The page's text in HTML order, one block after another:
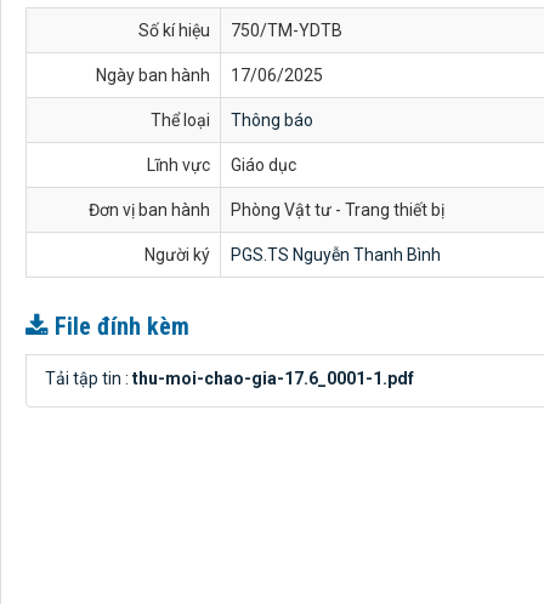
Số kí hiệu 750/TM-YDTB
Ngày ban hành 17/06/2025
Thể loại Thông báo
Lĩnh vực Giáo dục
Đơn vị ban hành Phòng Vật tư - Trang thiết bị
Người ký PGS.TS Nguyễn Thanh Bình
File đính kèm
Tải tập tin : thu-moi-chao-gia-17.6_0001-1.pdf